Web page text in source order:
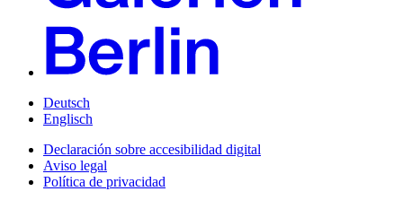
Deutsch
Englisch
Declaración sobre accesibilidad digital
Aviso legal
Política de privacidad